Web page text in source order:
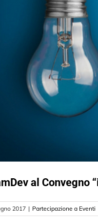
al Convegno
2017 | Partecipazione a Eventi